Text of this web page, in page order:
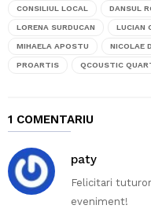
CONSILIUL LOCAL DANSUL
LORENA SURDUCAN LUCIAN
MIHAELA APOSTU NICOLAE
PROARTIS QCOUSTIC
1 COMENTARIU
paty
Felicitari
eveniment!